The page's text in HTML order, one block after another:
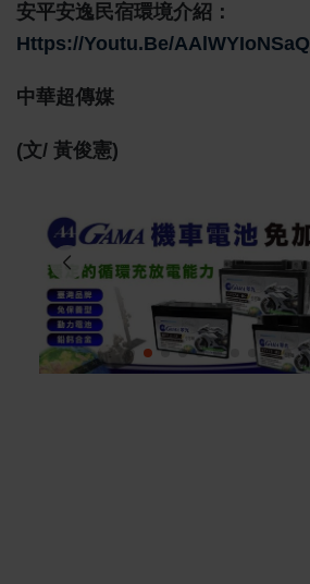
安平安逸民宿環境介紹：
Https://youtu.be/AAlWYIoNSaQ
中華超傳媒
(文/ 黃俊憲)